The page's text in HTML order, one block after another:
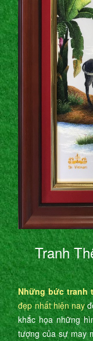
Tranh
Những bức tranh
đẹp nhất hiện nay
khắc họa những
tượng của sự may